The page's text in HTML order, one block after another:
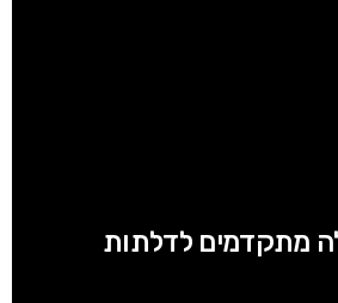
מתקדמים לדלתות